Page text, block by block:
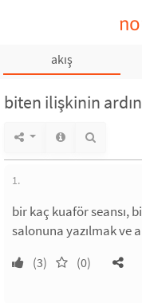
akış
biten ilişkinin
1.
bir kaç kuaför seansı,
salonuna yazılmak ve
(3) (0)